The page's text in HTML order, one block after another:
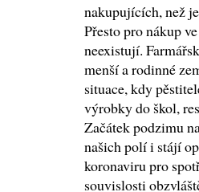
nakupujících, než
Přesto pro nákup
neexistují.
menší a rodinné
situace, kdy
výrobky do škol,
Začátek podzimu
našich polí i stájí
koronaviru pro
souvislosti